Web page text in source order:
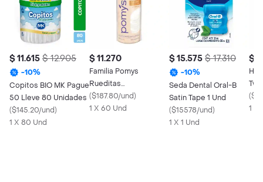
$ 11.615 $ 12.905
-10%
Copitos BIO MK Pague
50 Lleve 80 Unidades
($145.20/und)
1 X 80 Und
$ 11.270
Familia Pomys
Rueditas
Desmaquilladoras
Para Todo Tipo de Piel
($187.80/und)
1 X 60 Und
$ 15.575 $ 17.310
-10%
Seda Dental Oral-B
Satin Tape 1 Und
($15578/und)
1 X 1 Und
$
(
1